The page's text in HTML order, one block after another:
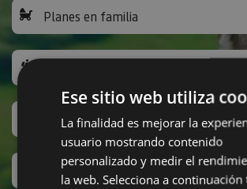
Planes en familia
Leisure activities and others
San Fermin
Ese sitio web utiliza
La finalidad es mejorar la
usuario mostrando contenido
personalizado y medir el
la web. Selecciona a continuación